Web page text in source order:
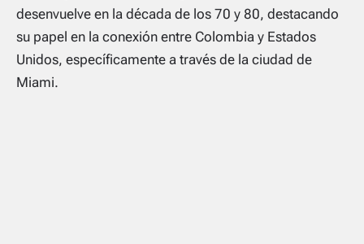
desenvuelve en la década de los 70 y 80, destacando
su papel en la conexión entre Colombia y Estados
Unidos, específicamente a través de la ciudad de
Miami.